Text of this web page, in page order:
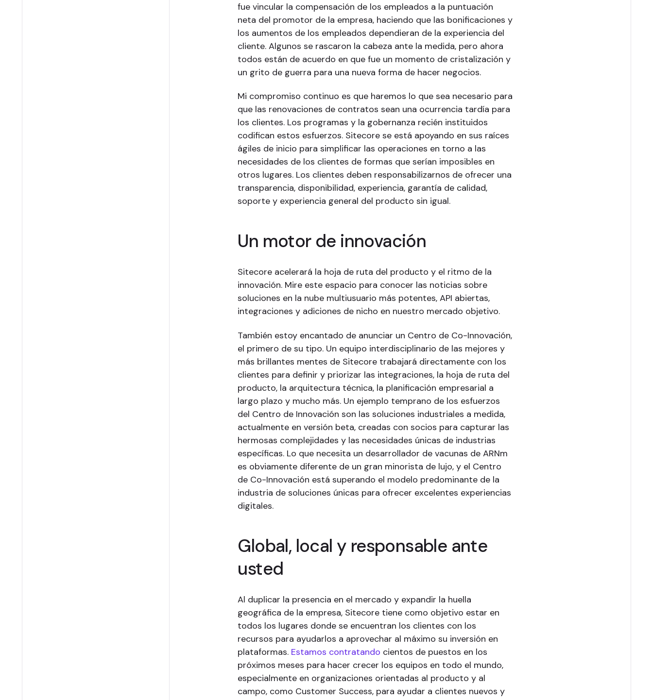
fue vincular la compensación de los empleados a la puntuación
neta del promotor de la empresa, haciendo que las bonificaciones y
los aumentos de los empleados dependieran de la experiencia del
cliente. Algunos se rascaron la cabeza ante la medida, pero ahora
todos están de acuerdo en que fue un momento de cristalización y
un grito de guerra para una nueva forma de hacer negocios.
Mi compromiso continuo es que haremos lo que sea necesario para
que las renovaciones de contratos sean una ocurrencia tardía para
los clientes. Los programas y la gobernanza recién instituidos
codifican estos esfuerzos. Sitecore se está apoyando en sus raíces
ágiles de inicio para simplificar las operaciones en torno a las
necesidades de los clientes de formas que serían imposibles en
otros lugares. Los clientes deben responsabilizarnos de ofrecer una
transparencia, disponibilidad, experiencia, garantía de calidad,
soporte y experiencia general del producto sin igual.
Un motor de innovación
Sitecore acelerará la hoja de ruta del producto y el ritmo de la
innovación. Mire este espacio para conocer las noticias sobre
soluciones en la nube multiusuario más potentes, API abiertas,
integraciones y adiciones de nicho en nuestro mercado objetivo.
También estoy encantado de anunciar un Centro de Co-Innovación,
el primero de su tipo. Un equipo interdisciplinario de las mejores y
más brillantes mentes de Sitecore trabajará directamente con los
clientes para definir y priorizar las integraciones, la hoja de ruta del
producto, la arquitectura técnica, la planificación empresarial a
largo plazo y mucho más. Un ejemplo temprano de los esfuerzos
del Centro de Innovación son las soluciones industriales a medida,
actualmente en versión beta, creadas con socios para capturar las
hermosas complejidades y las necesidades únicas de industrias
específicas. Lo que necesita un desarrollador de vacunas de ARNm
es obviamente diferente de un gran minorista de lujo, y el Centro
de Co-Innovación está superando el modelo predominante de la
industria de soluciones únicas para ofrecer excelentes experiencias
digitales.
Global, local y responsable ante
usted
Al duplicar la presencia en el mercado y expandir la huella
geográfica de la empresa, Sitecore tiene como objetivo estar en
todos los lugares donde se encuentran los clientes con los
recursos para ayudarlos a aprovechar al máximo su inversión en
plataformas. Estamos contratando cientos de puestos en los
próximos meses para hacer crecer los equipos en todo el mundo,
especialmente en organizaciones orientadas al producto y al
campo, como Customer Success, para ayudar a clientes nuevos y